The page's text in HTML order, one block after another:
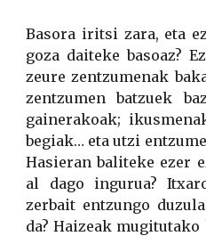
Basora iritsi zara, eta
goza daiteke basoaz?
zeure zentzumenak
zentzumen batzuek
gainerakoak;
begiak… eta utzi
Hasieran baliteke ezer
al dago ingurua?
zerbait entzungo
da? Haizeak mugitutako